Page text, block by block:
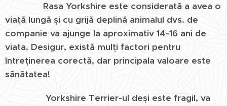
Rasa Yorkshire este considerată a avea o
viață lungă și cu grijă deplină animalul dvs. de
companie va ajunge la aproximativ 14-16 ani de
viata. Desigur, există mulți factori pentru
întreținerea corectă, dar principala valoare este
sănătatea!
Yorkshire Terrier-ul deși este fragil, va